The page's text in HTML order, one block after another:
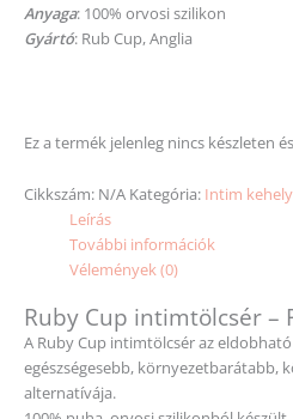
Anyaga: 100% orvosi szilikon
Gyártó: Rub Cup, Anglia
Ez a termék jelenleg nincs készleten
Cikkszám: N/A Kategória: Intim kehely
Leírás
További információk
Vélemények (0)
Ruby Cup intimtölcsér –
A Ruby Cup intimtölcsér az
egészségesebb, környezetbarátabb,
alternatívája.